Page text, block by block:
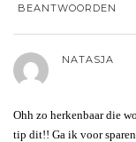
BEANTWOORDEN
NATASJA
Ohh zo herkenbaar die
tip dit!! Ga ik voor sparen